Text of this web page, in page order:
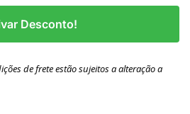
Desconto!
de frete estão sujeitos a alteração a